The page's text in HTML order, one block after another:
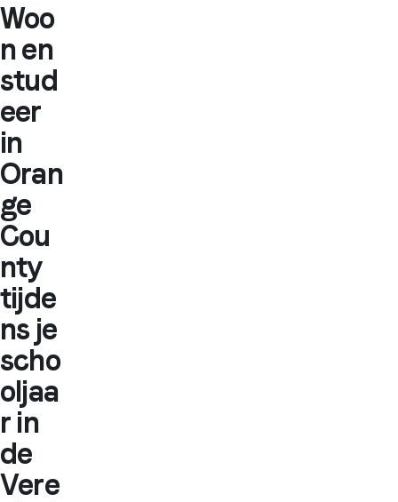
Woo
n en
stud
eer
in
Oran
ge
Cou
nty
tijde
ns je
scho
oljaa
r in
de
Vere